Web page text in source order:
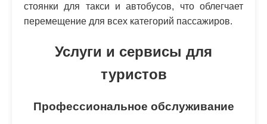
стоянки для такси и автобусов, что облегчает
перемещение для всех категорий пассажиров.
Услуги и сервисы для
туристов
Профессиональное обслуживание